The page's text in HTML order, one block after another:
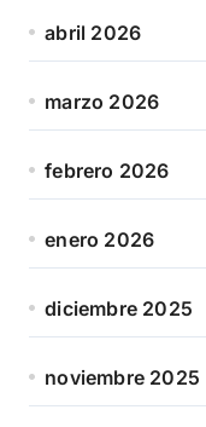
abril 2026
marzo 2026
febrero 2026
enero 2026
diciembre 2025
noviembre 2025